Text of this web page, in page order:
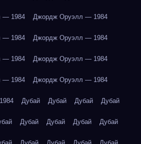
— 1984 Джордж Оруэлл — 1984
— 1984 Джордж Оруэлл — 1984
— 1984 Джордж Оруэлл — 1984
— 1984 Джордж Оруэлл — 1984
Дубай Дубай Дубай Дубай
Дубай Дубай Дубай Дубай